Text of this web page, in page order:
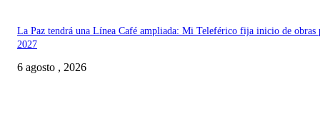
La Paz tendrá una Línea Café ampliada: Mi Teleférico fija inicio de obras
2027
6 agosto , 2026